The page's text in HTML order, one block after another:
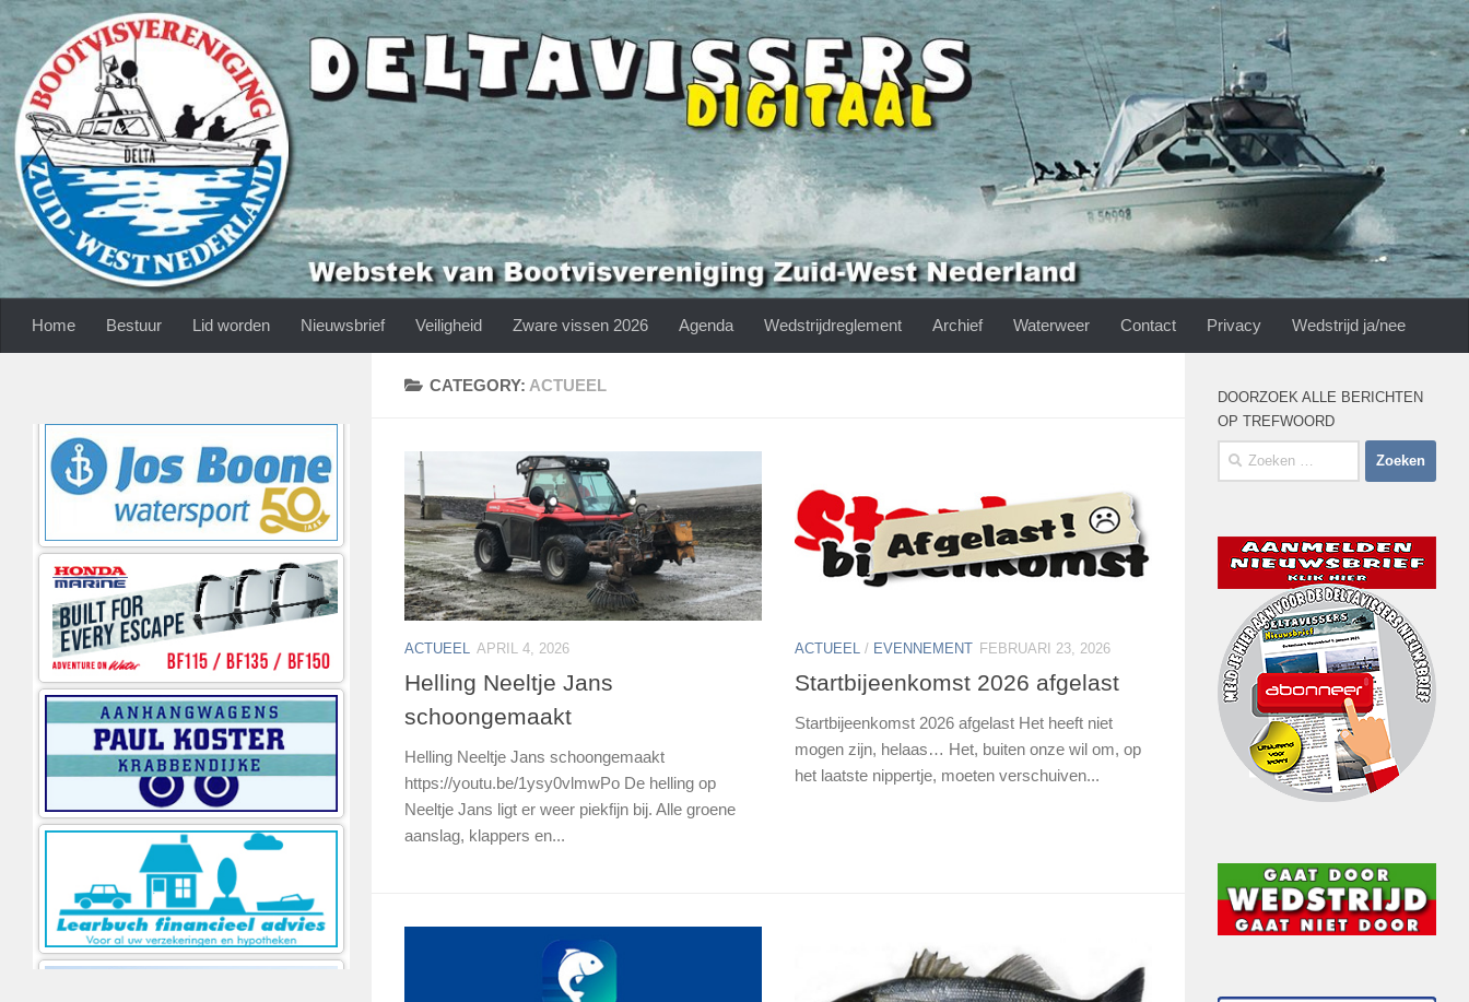
Skip to content
Home Bestuur Lid worden Nieuwsbrief Veiligheid Zware vissen 2026 Agenda Wedstrijdreglement Archief Waterweer Contact Privacy Wedstrijd ja/nee
CATEGORY: ACTUEEL
ACTUEEL APRIL 4, 2026
Helling Neeltje Jans
schoongemaakt
Helling Neeltje Jans schoongemaakt
https://youtu.be/1ysy0vlmwPo De helling op
Neeltje Jans ligt er weer piekfijn bij. Alle groene
aanslag, klappers en...
ACTUEEL / EVENNEMENT FEBRUARI 23, 2026
Startbijeenkomst 2026 afgelast
Startbijeenkomst 2026 afgelast Het heeft niet
mogen zijn, helaas… Het, buiten onze wil om, op
het laatste nippertje, moeten verschuiven...
DOORZOEK ALLE BERICHTEN
OP TREFWOORD
Zoeken